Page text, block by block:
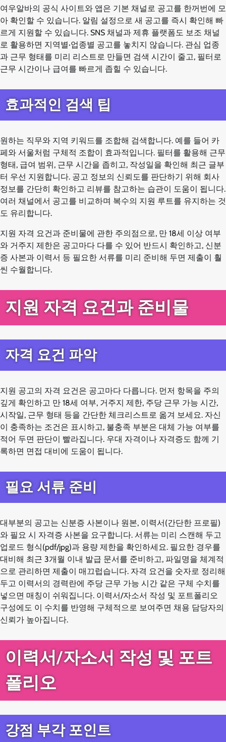
여우알바의 공식 사이트와 앱은 기본 채널로 공고를 한꺼번에 모
아 확인할 수 있습니다. 알림 설정으로 새 공고를 즉시 확인해 빠
르게 지원할 수 있습니다. SNS 채널과 제휴 플랫폼도 보조 채널
로 활용하면 지역별·업종별 공고를 놓치지 않습니다. 관심 업종
과 근무 형태를 미리 리스트로 만들면 검색 시간이 줄고, 필터로
근무 시간이나 급여를 빠르게 좁힐 수 있습니다.
효과적인 검색 팁
원하는 직무와 지역 키워드를 조합해 검색합니다. 예를 들어 카
페와 서울처럼 구체적 조합이 효과적입니다. 필터를 활용해 근무
형태, 급여 범위, 근무 시간을 좁히고, 작성일을 확인해 최근 글부
터 우선 지원합니다. 공고 정보의 신뢰도를 판단하기 위해 회사
정보를 간단히 확인하고 리뷰를 참고하는 습관이 도움이 됩니다.
여러 채널에서 공고를 비교하며 복수의 지원 루트를 유지하는 것
도 유리합니다.
지원 자격 요건과 준비물에 관한 주의점으로, 만 18세 이상 여부
와 거주지 제한은 공고마다 다를 수 있어 반드시 확인하고, 신분
증 사본과 이력서 등 필요한 서류를 미리 준비해 두면 제출이 훨
씬 수월합니다.
지원 자격 요건과 준비물
자격 요건 파악
지원 공고의 자격 요건은 공고마다 다릅니다. 먼저 항목을 주의
깊게 확인하고 만 18세 여부, 거주지 제한, 주당 근무 가능 시간,
시작일, 근무 형태 등을 간단한 체크리스트로 옮겨 보세요. 자신
이 충족하는 조건은 표시하고, 불충족 부분은 대체 가능 여부를
적어 두면 판단이 빨라집니다. 우대 자격이나 자격증도 함께 기
록하면 면접 대비에 도움이 됩니다.
필요 서류 준비
대부분의 공고는 신분증 사본이나 원본, 이력서(간단한 프로필)
와 필요 시 자격증 사본을 요구합니다. 서류는 미리 스캔해 두고
업로드 형식(pdf/jpg)과 용량 제한을 확인하세요. 필요한 경우를
대비해 최근 3개월 이내 발급 문서를 준비하고, 파일명을 체계적
으로 관리하면 제출이 매끄럽습니다. 자격 요건을 숫자로 정리해
두고 이력서의 경력란에 주당 근무 가능 시간 같은 구체 수치를
넣으면 매칭이 쉬워집니다. 이력서/자소서 작성 및 포트폴리오
구성에도 이 수치를 반영해 구체적으로 보여주면 채용 담당자의
신뢰가 높아집니다.
이력서/자소서 작성 및 포트
폴리오
강점 부각 포인트